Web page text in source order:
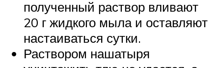
полученный раствор вливают
20 г жидкого мыла и оставляют
настаиваться сутки.
Раствором нашатыря